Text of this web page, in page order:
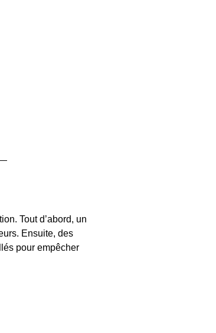
Tout d’abord, un
Ensuite, des
pour empêcher